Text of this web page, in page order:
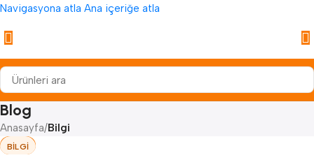
Navigasyona atla Ana içeriğe atla
Blog
Anasayfa/Bilgi
BILGI